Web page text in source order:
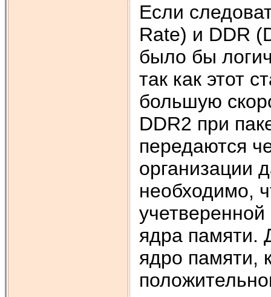
Если
Rate) и DDR
было бы
так как этот
большую
DDR2 при
передаются
организации
необходимо,
ядра памяти.
ядро памяти,